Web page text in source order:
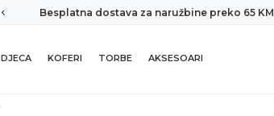
Besplatna dostava za naružbine preko 65 KM
DJECA KOFERI TORBE AKSESOARI